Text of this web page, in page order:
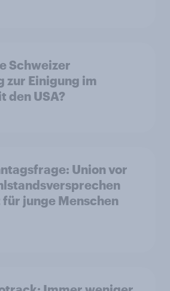
Schweizer
zur Einigung im
den USA?
Union vor
junge Menschen